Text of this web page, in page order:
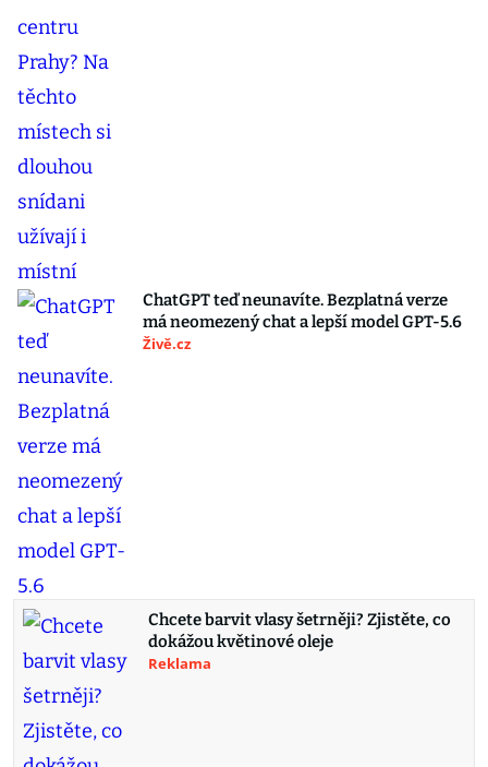
ChatGPT teď neunavíte. Bezplatná verze
má neomezený chat a lepší model GPT-5.6
Živě.cz
Chcete barvit vlasy šetrněji? Zjistěte, co
dokážou květinové oleje
Reklama